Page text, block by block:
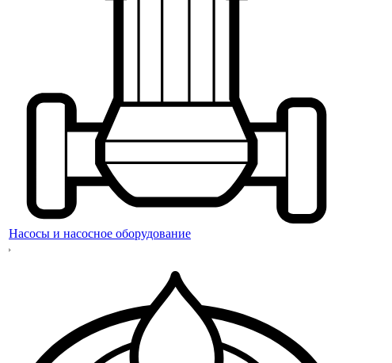
Насосы и насосное оборудование